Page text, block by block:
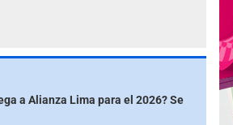
a Alianza Lima para el 2026? Se